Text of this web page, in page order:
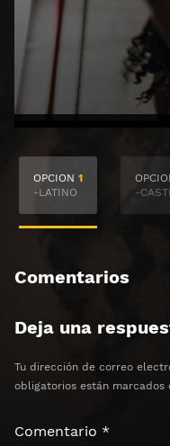
Haz clic 3 veces
⏰ El
OPCION 1
-LATINO
-
Comentarios
Deja una
Tu dirección de correo
obligatorios están marcados
Comentario *